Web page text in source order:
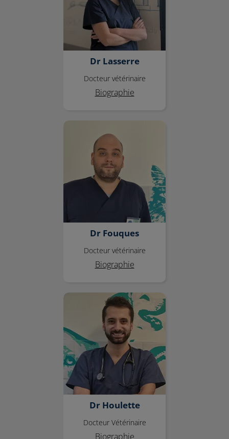
Dr Lasserre
Docteur vétérinaire
Biographie
Dr Fouques
Docteur vétérinaire
Biographie
Dr Houlette
Dr Houlette
Docteur Vétérinaire
Biographie